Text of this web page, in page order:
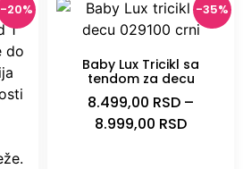
-20% -35%
Baby Lux Tricikl sa
tendom za decu
8.499,00 RSD –
8.999,00 RSD